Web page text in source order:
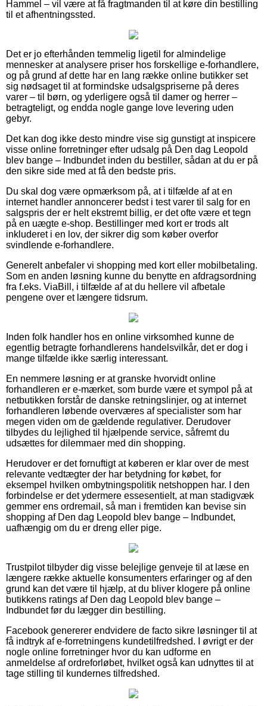
Hammel – vil være at få fragtmanden til at køre din bestilling
til et afhentningssted.
Det er jo efterhånden temmelig ligetil for almindelige
mennesker at analysere priser hos forskellige e-forhandlere,
og på grund af dette har en lang række online butikker set
sig nødsaget til at formindske udsalgspriserne på deres
varer – til børn, og yderligere også til damer og herrer –
betragteligt, og endda nogle gange love levering uden
gebyr.
Det kan dog ikke desto mindre vise sig gunstigt at inspicere
visse online forretninger efter udsalg på Den dag Leopold
blev bange – Indbundet inden du bestiller, sådan at du er på
den sikre side med at få den bedste pris.
Du skal dog være opmærksom på, at i tilfælde af at en
internet handler annoncerer bedst i test varer til salg for en
salgspris der er helt ekstremt billig, er det ofte være et tegn
på en uægte e-shop. Bestillinger med kort er trods alt
inkluderet i en lov, der sikrer dig som køber overfor
svindlende e-forhandlere.
Generelt anbefaler vi shopping med kort eller mobilbetaling.
Som en anden løsning kunne du benytte en afdragsordning
fra f.eks. ViaBill, i tilfælde af at du hellere vil afbetale
pengene over et længere tidsrum.
Inden folk handler hos en online virksomhed kunne de
egentlig betragte forhandlerens handelsvilkår, det er dog i
mange tilfælde ikke særlig interessant.
En nemmere løsning er at granske hvorvidt online
forhandleren er e-mærket, som burde være et sympol på at
netbutikken forstår de danske retningslinjer, og at internet
forhandleren løbende overværes af specialister som har
megen viden om de gældende regulativer. Derudover
tilbydes du lejlighed til hjælpende service, såfremt du
udsættes for dilemmaer med din shopping.
Herudover er det fornuftigt at køberen er klar over de mest
relevante vedtægter der har betydning for købet, for
eksempel hvilken ombytningspolitik netshoppen har. I den
forbindelse er det ydermere essesentielt, at man stadigvæk
gemmer ens ordremail, så man i fremtiden kan bevise sin
shopping af Den dag Leopold blev bange – Indbundet,
uafhængig om du er dreng eller pige.
Trustpilot tilbyder dig visse belejlige genveje til at læse en
længere række aktuelle konsumenters erfaringer og af den
grund kan det være til hjælp, at du bliver klogere på online
butikkens ratings af Den dag Leopold blev bange –
Indbundet før du lægger din bestilling.
Facebook genererer endvidere de facto sikre løsninger til at
få indtryk af e-forretningens kundetilfredshed. I øvrigt er der
nogle online forretninger hvor du kan udforme en
anmeldelse af ordreforløbet, hvilket også kan udnyttes til at
tage stilling til kundernes tilfredshed.